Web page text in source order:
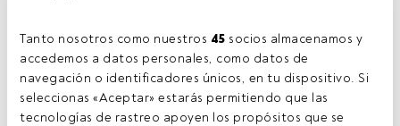
Tanto nosotros como nuestros 45 socios almacenamos y
accedemos a datos personales, como datos de
navegación o identificadores únicos, en tu dispositivo. Si
seleccionas «Aceptar» estarás permitiendo que las
tecnologías de rastreo apoyen los propósitos que se
Tiempo lectura: 2 min.